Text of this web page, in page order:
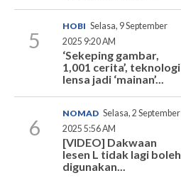
5
HOBI Selasa, 9 September
2025 9:20 AM
‘Sekeping gambar,
1,001 cerita’, teknologi
lensa jadi ‘mainan’...
6
NOMAD Selasa, 2 September
2025 5:56 AM
[VIDEO] Dakwaan
lesen L tidak lagi boleh
digunakan...